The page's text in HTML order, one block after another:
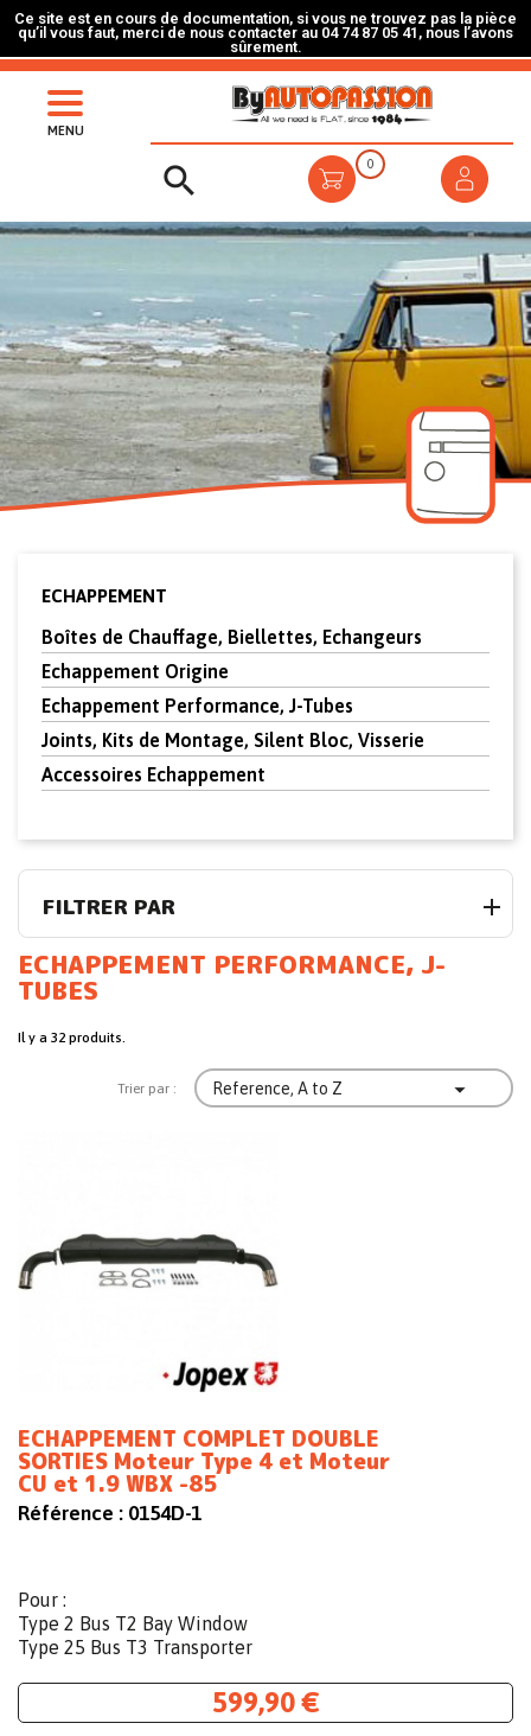
Ce site est en cours de documentation, si vous ne trouvez pas la pièce
qu’il vous faut, merci de nous contacter au 04 74 87 05 41, nous l’avons
sûrement.
MENU
 0
ECHAPPEMENT
Boîtes de Chauffage, Biellettes, Echangeurs
Echappement Origine
Echappement Performance, J-Tubes
Joints, Kits de Montage, Silent Bloc, Visserie
Accessoires Echappement
FILTRER PAR
ECHAPPEMENT PERFORMANCE, J-
TUBES
Il y a 32 produits.
Trier par : Reference, A to Z 
ECHAPPEMENT COMPLET DOUBLE
SORTIES Moteur Type 4 et Moteur
CU et 1.9 WBX -85
Référence : 0154D-1
Pour :
Type 2 Bus T2 Bay Window
Type 25 Bus T3 Transporter
599,90 €